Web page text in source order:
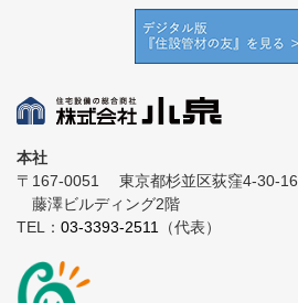
本社
〒167-0051
東京都杉並区荻窪4-30-16
藤澤ビルディング2階
TEL： 03-3393-2511 （代表）